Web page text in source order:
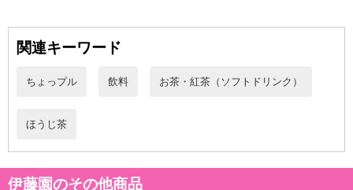
【発送・お届け・商品について】
※お申込み頂きました商品の同梱、お届けの日時指定はいたしかね
金はいたしかねます。
不在票にてご対応ください。
※発送予定日は前後する場合がございます。また商品によって発送
関連キーワード
ちょっプル 飲料 お茶・紅茶（ソフトドリンク）
ほうじ茶
伊藤園のその他商品